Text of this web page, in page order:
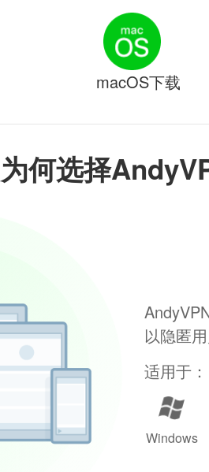
为何选择
以隐匿
适用于：
Windows
macOS下载